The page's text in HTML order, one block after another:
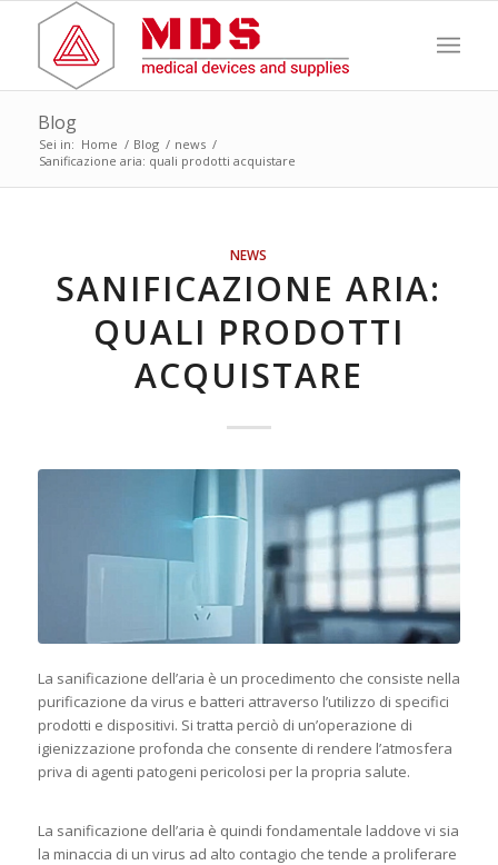
Blog
Sei in: Home / Blog / news /
Sanificazione aria: quali prodotti acquistare
NEWS
SANIFICAZIONE ARIA:
QUALI PRODOTTI
ACQUISTARE
La sanificazione dell’aria è un procedimento che consiste nella
purificazione da virus e batteri attraverso l’utilizzo di specifici
prodotti e dispositivi. Si tratta perciò di un’operazione di
igienizzazione profonda che consente di rendere l’atmosfera
priva di agenti patogeni pericolosi per la propria salute.
La sanificazione dell’aria è quindi fondamentale laddove vi sia
la minaccia di un virus ad alto contagio che tende a proliferare